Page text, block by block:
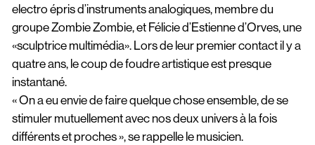
electro épris d’instruments analogiques, membre du
groupe Zombie Zombie, et Félicie d’Estienne d’Orves, une
«sculptrice multimédia». Lors de leur premier contact il y a
quatre ans, le coup de foudre artistique est presque
instantané.
« On a eu envie de faire quelque chose ensemble, de se
stimuler mutuellement avec nos deux univers à la fois
différents et proches », se rappelle le musicien.
Location / Privatisation